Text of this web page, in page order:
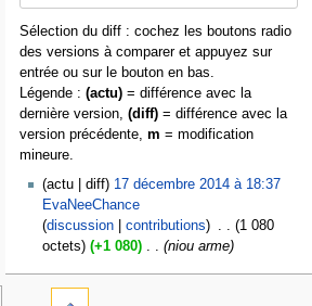
Sélection du diff : cochez les boutons radio
des versions à comparer et appuyez sur
entrée ou sur le bouton en bas.
Légende : (actu)= différence avec la
dernière version, (diff)= différence avec la
version précédente, m = modification
mineure.
actu
diff
17 décembre 2014 à 18:37
EvaNeeChance
discussion
contributions
1 080
octets
+1 080 niou arme